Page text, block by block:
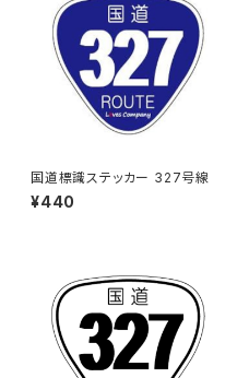
国道標識ステッカー 327号線
¥440